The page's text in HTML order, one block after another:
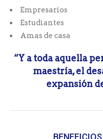
Empresarios
Estudiantes
Amas de casa
“Y a toda aquella
maestría, el
expansión